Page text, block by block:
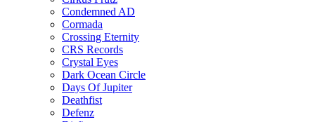
Condemned AD
Cormada
Crossing Eternity
CRS Records
Crystal Eyes
Dark Ocean Circle
Days Of Jupiter
Deathfist
Defenz